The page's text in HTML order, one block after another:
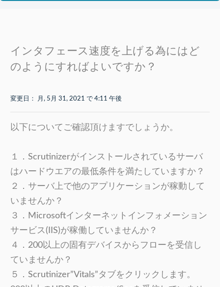
インタフェース速度を上げる為にはど
のようにすればよいですか？
変更日： 月, 5月 31, 2021 で 4:11 午後
以下についてご確認頂けますでしょうか。
１．Scrutinizerがインストールされているサーバ
はハードウエアの最低条件を満たしていますか？
２．サーバ上で他のアプリケーションが稼動して
いませんか？
３．Microsoftインターネットインフォメーション
サービス(IIS)が稼働していませんか？
４．200以上の固有デバイスからフローを受信し
ていませんか？
５．Scrutinizer”Vitals”タブをクリックします。